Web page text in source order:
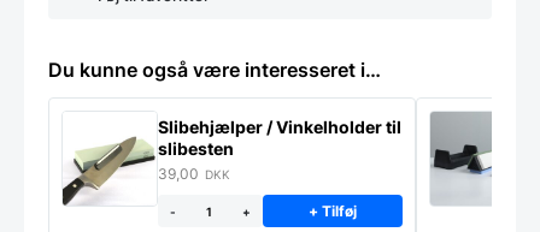
Du kunne også være interesseret i…
Slibehjælper / Vinkelholder til
slibesten
39,00 DKK
- + + Tilføj